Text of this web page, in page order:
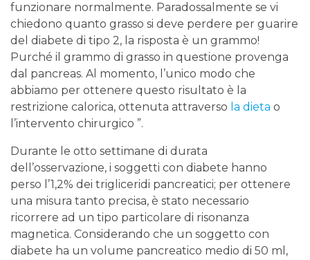
funzionare normalmente. Paradossalmente se vi
chiedono quanto grasso si deve perdere per guarire
del diabete di tipo 2, la risposta è un grammo!
Purché il grammo di grasso in questione provenga
dal pancreas. Al momento, l’unico modo che
abbiamo per ottenere questo risultato è la
restrizione calorica, ottenuta attraverso la dieta o
l’intervento chirurgico ”.
Durante le otto settimane di durata
dell’osservazione, i soggetti con diabete hanno
perso l’1,2% dei trigliceridi pancreatici; per ottenere
una misura tanto precisa, è stato necessario
ricorrere ad un tipo particolare di risonanza
magnetica. Considerando che un soggetto con
diabete ha un volume pancreatico medio di 50 ml,